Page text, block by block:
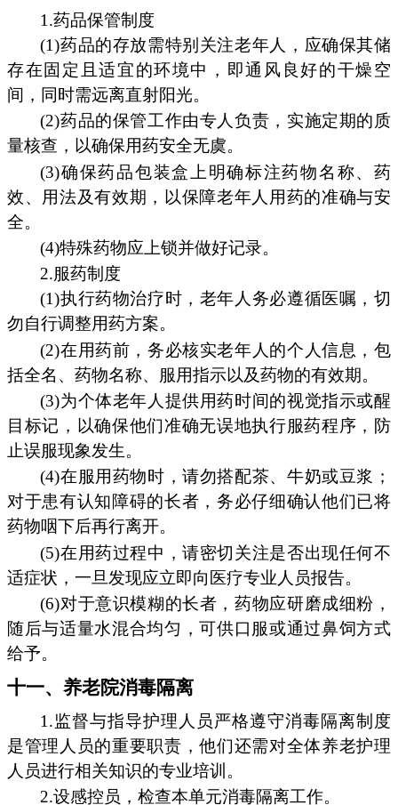
1.药品保管制度
(1)药品的存放需特别关注老年人，应确保其储
存在固定且适宜的环境中，即通风良好的干燥空
间，同时需远离直射阳光。
(2)药品的保管工作由专人负责，实施定期的质
量核查，以确保用药安全无虞。
(3)确保药品包装盒上明确标注药物名称、药
效、用法及有效期，以保障老年人用药的准确与安
全。
(4)特殊药物应上锁并做好记录。
2.服药制度
(1)执行药物治疗时，老年人务必遵循医嘱，切
勿自行调整用药方案。
(2)在用药前，务必核实老年人的个人信息，包
括全名、药物名称、服用指示以及药物的有效期。
(3)为个体老年人提供用药时间的视觉指示或醒
目标记，以确保他们准确无误地执行服药程序，防
止误服现象发生。
(4)在服用药物时，请勿搭配茶、牛奶或豆浆；
对于患有认知障碍的长者，务必仔细确认他们已将
药物咽下后再行离开。
(5)在用药过程中，请密切关注是否出现任何不
适症状，一旦发现应立即向医疗专业人员报告。
(6)对于意识模糊的长者，药物应研磨成细粉，
随后与适量水混合均匀，可供口服或通过鼻饲方式
给予。
十一、养老院消毒隔离
1.监督与指导护理人员严格遵守消毒隔离制度
是管理人员的重要职责，他们还需对全体养老护理
人员进行相关知识的专业培训。
2.设感控员，检查本单元消毒隔离工作。